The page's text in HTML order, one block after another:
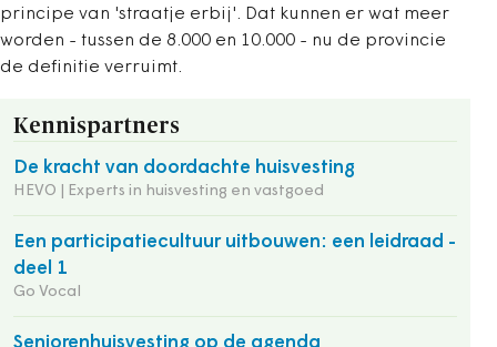
principe van 'straatje erbij'. Dat kunnen er wat meer
worden - tussen de 8.000 en 10.000 - nu de provincie
de definitie verruimt.
Kennispartners
De kracht van doordachte huisvesting
HEVO | Experts in huisvesting en vastgoed
Een participatiecultuur uitbouwen: een leidraad -
deel 1
Go Vocal
Seniorenhuisvesting op de agenda